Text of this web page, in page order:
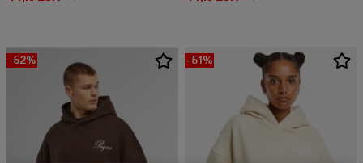
-52% -51%